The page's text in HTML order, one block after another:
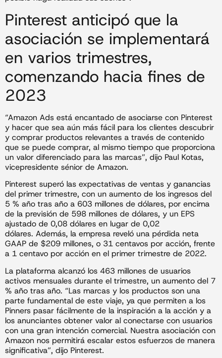
Pinterest anticipó que la
asociación se implementará
en varios trimestres,
comenzando hacia fines de
2023
“Amazon Ads está encantado de asociarse con Pinterest
y hacer que sea aún más fácil para los clientes descubrir
y comprar productos relevantes a través de contenido
que se puede comprar, al mismo tiempo que proporciona
un valor diferenciado para las marcas”, dijo Paul Kotas,
vicepresidente sénior de Amazon.
Pinterest superó las expectativas de ventas y ganancias
del primer trimestre, con un aumento de los ingresos del
5 % año tras año a 603 millones de dólares, por encima
de la previsión de 598 millones de dólares, y un EPS
ajustado de 0,08 dólares en lugar de 0,02
dólares. Además, la empresa reveló una pérdida neta
GAAP de $209 millones, o 31 centavos por acción, frente
a 1 centavo por acción en el primer trimestre de 2022.
La plataforma alcanzó los 463 millones de usuarios
activos mensuales durante el trimestre, un aumento del 7
% año tras año. “Las marcas y los productos son una
parte fundamental de este viaje, ya que permiten a los
Pinners pasar fácilmente de la inspiración a la acción y a
los anunciantes obtener valor al conectarse con usuarios
con una gran intención comercial. Nuestra asociación con
Amazon nos permitirá escalar estos esfuerzos de manera
significativa”, dijo Pinterest.